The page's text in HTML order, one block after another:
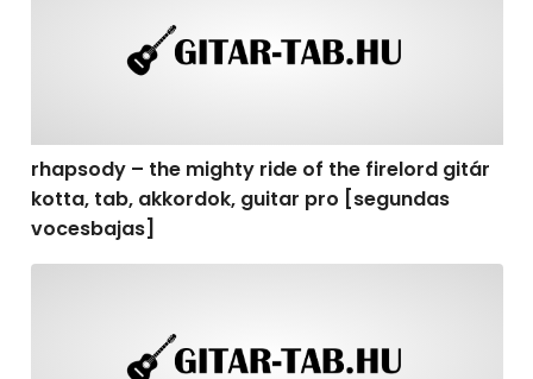
rhapsody – the mighty ride of the firelord gitár
kotta, tab, akkordok, guitar pro [segundas
vocesbajas]